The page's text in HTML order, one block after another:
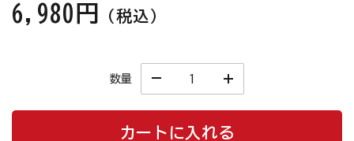
6,980円 （税込）
数量
カートに入れる